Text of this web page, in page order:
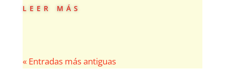
leer más
« Entradas más antiguas